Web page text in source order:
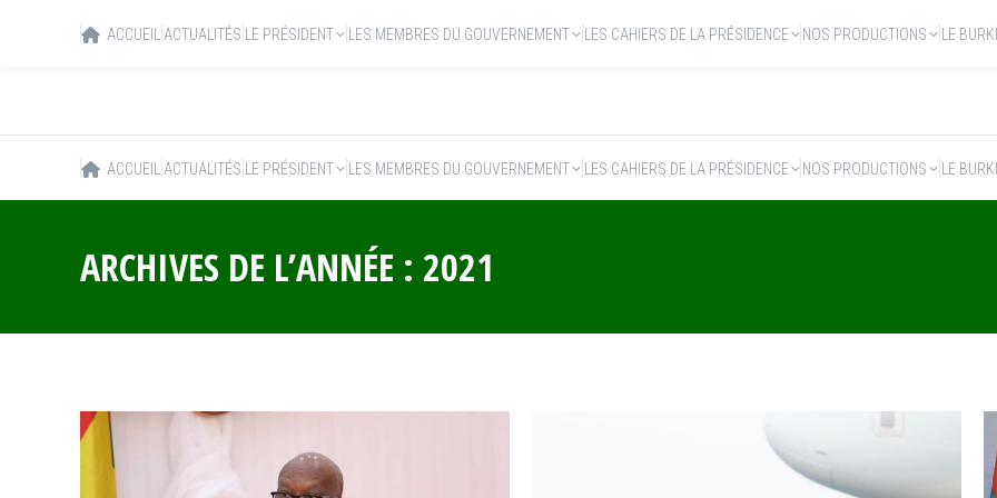
ACCUEIL ACTUALITÉS LE PRÉSIDENT LES MEMBRES DU GOUVERNEMENT LES CAHIERS DE LA PRÉSIDENCE NOS PRODUCTIONS LE
ARCHIVES DE L’ANNÉE : 2021
ACCUEIL ACTUALITÉS LE PRÉSIDENT LES MEMBRES DU GOUVERNEMENT LES CAHIERS DE LA PRÉSIDENCE NOS PRODUCTIONS LE